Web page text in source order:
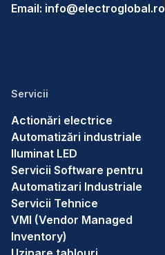
Email: info@electroglobal.ro
Servicii
Actionări electrice
Automatizări industriale
Iluminat LED
Servicii Software pentru
Automatizari Industriale
Servicii Tehnice
VMI (Vendor Managed
Inventory)